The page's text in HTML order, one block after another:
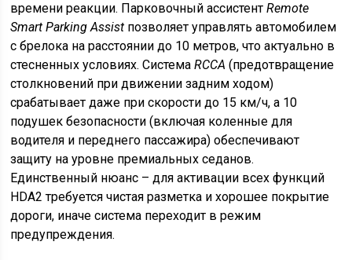
времени реакции. Парковочный ассистентRemote
Smart Parking Assist позволяет управлять автомобилем
с брелока на расстоянии до 10 метров, что актуально в
стесненных условиях. СистемаRCCA (предотвращение
столкновений при движении задним ходом)
срабатывает даже при скорости до 15 км/ч, а 10
подушек безопасности (включая коленные для
водителя и переднего пассажира) обеспечивают
защиту на уровне премиальных седанов.
Единственный нюанс – для активации всех функций
HDA2 требуется чистая разметка и хорошее покрытие
дороги, иначе система переходит в режим
предупреждения.